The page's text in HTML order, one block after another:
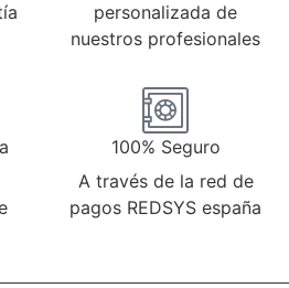
personalizada de
nuestros profesionales
100% Seguro
A través de la red de
pagos REDSYS españa